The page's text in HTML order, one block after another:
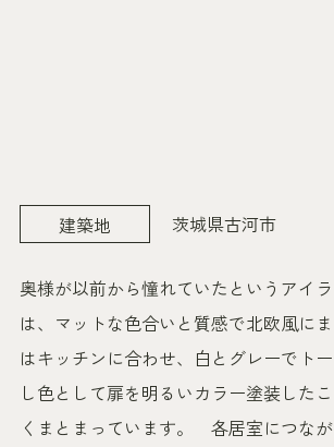
建築地 茨城県古河市
奥様が以前から憧れていたというアイ
は、マットな色合いと質感で北欧風に
はキッチンに合わせ、白とグレーでト
し色として扉を明るいカラー塗装した
くまとまっています。 各居室につな